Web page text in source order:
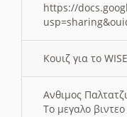
https://
Κουιζ για το WISE
Ανθιμος
Το μεγαλο